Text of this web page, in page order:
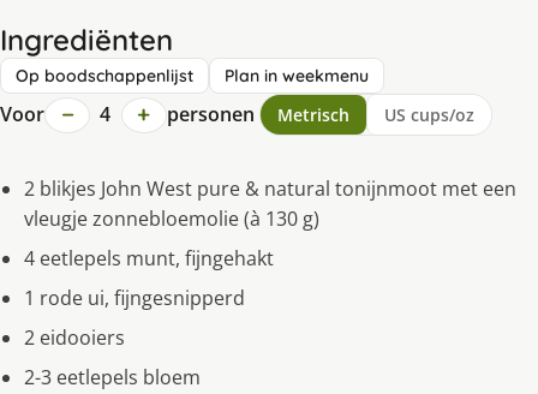
Ingrediënten
Op boodschappenlijst Plan in weekmenu
Voor − 4 + personen Metrisch US cups/oz
2 blikjes John West pure & natural tonijnmoot met een
vleugje zonnebloemolie (à 130 g)
4 eetlepels munt, fijngehakt
1 rode ui, fijngesnipperd
2 eidooiers
2-3 eetlepels bloem